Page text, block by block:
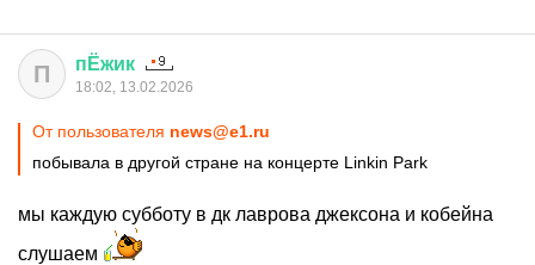
П пЁжик
18:02, 13.02.2026
От пользователя news@e1.ru
побывала в другой стране на концерте Linkin Park
мы каждую субботу в дк лаврова джексона и кобейна
слушаем